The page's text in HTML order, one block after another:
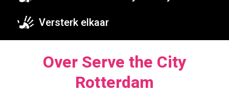
Versterk elkaar
Over Serve the City
Rotterdam